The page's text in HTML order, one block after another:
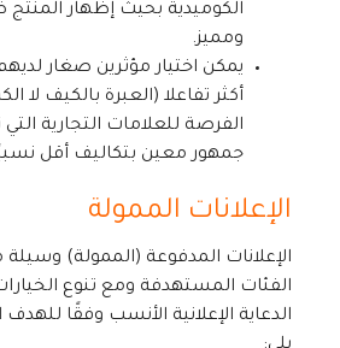
الكوميدية بحيث إظهار
ومميز.
يمكن اختيار مؤثرين صغار
أكثر تفاعلا (العبرة بالكيف لا
الفرصة للعلامات التجارية
جمهور معين بتكاليف أقل
الإعلانات الممولة
الإعلانات المدفوعة (الممولة)
الفئات المستهدفة ومع تنوع
الدعاية الإعلانية الأنسب وفقًا